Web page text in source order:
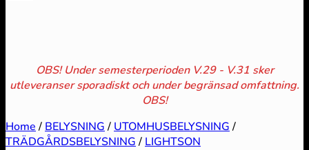
OBS! Under semesterperioden V.29 - V.31 sker
utleveranser sporadiskt och under begränsad omfattning.
OBS!
Home / BELYSNING / UTOMHUSBELYSNING /
TRÄDGÅRDSBELYSNING / LIGHTSON